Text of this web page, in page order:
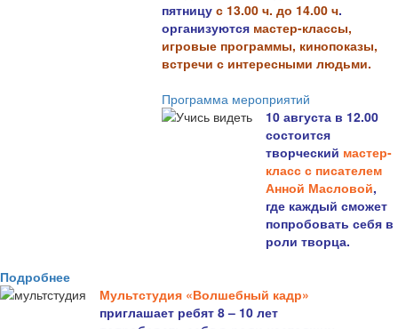
пятницу с 13.00 ч. до 14.00 ч.
организуются мастер-классы,
игровые программы, кинопоказы,
встречи с интересными людьми.
Программа мероприятий
10 августа в 12.00
состоится
творческий мастер-
класс с писателем
Анной Масловой,
где каждый сможет
попробовать себя в
роли творца.
Подробнее
Мультстудия «Волшебный кадр»
приглашает ребят 8 – 10 лет